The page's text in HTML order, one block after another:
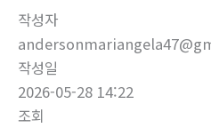
작성자
작성일
2026-05-28 14:22
조회